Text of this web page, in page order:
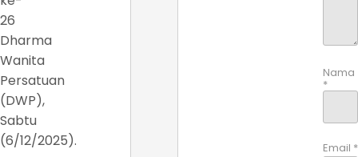
26
Dharma
Wanita
Persatuan
(DWP),
Sabtu
(6/12/2025).
Nama
*
Email *